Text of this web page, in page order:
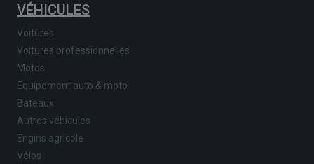
VÉHICULES
Voitures
Voitures professionnelles
Motos
Equipement auto & moto
Bateaux
Autres véhicules
Engins agricole
Vélos